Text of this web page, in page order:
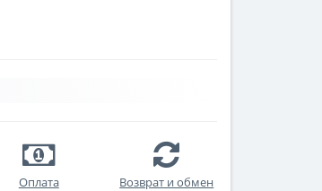
Оплата Возврат и обмен